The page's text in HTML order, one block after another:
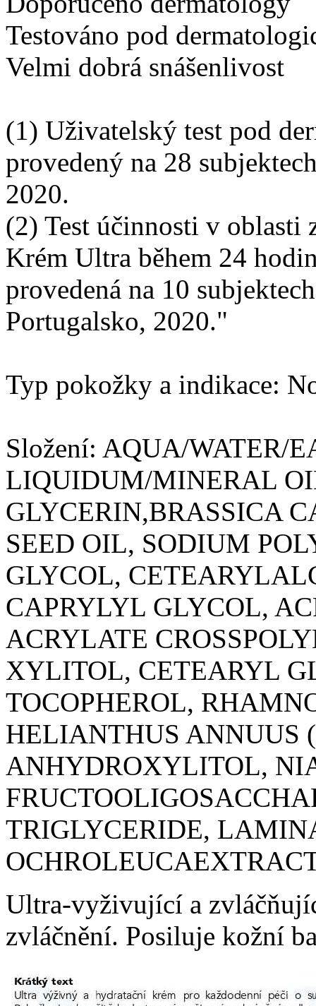
Testováno pod
Velmi dobrá snášenlivost
(1) Uživatelský test pod
provedený na 28
2020.
(2) Test účinnosti v
Krém Ultra během 24
provedená na 10
Portugalsko, 2020."
Typ pokožky a indikace:
Složení: AQUA/WATER/
LIQUIDUM/MINERAL
GLYCERIN,BRASSICA
SEED OIL, SODIUM
GLYCOL,
CAPRYLYL GLYCOL,
ACRYLATE
XYLITOL, CETEARYL
TOCOPHEROL,
HELIANTHUS ANNUUS
ANHYDROXYLITOL,
TRIGLYCERIDE,
Ultra-vyživující a
zvláčnění. Posiluje kožní